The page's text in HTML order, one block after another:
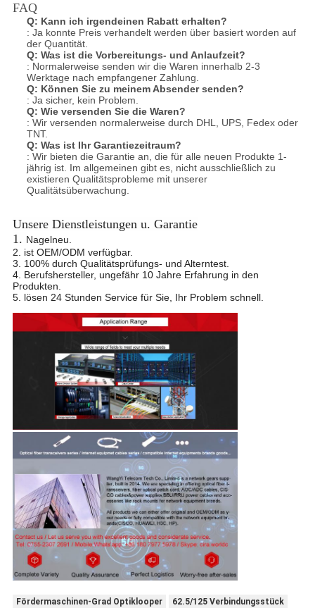
FAQ
Q: Kann ich irgendeinen Rabatt erhalten?
: Ja konnte Preis verhandelt werden über basiert worden auf
der Quantität.
Q: Was ist die Vorbereitungs- und Anlaufzeit?
: Normalerweise senden wir die Waren innerhalb 2-3
Werktage nach empfangener Zahlung.
Q: Können Sie zu meinem Absender senden?
: Ja sicher, kein Problem.
Q: Wie versenden Sie die Waren?
: Wir versenden normalerweise durch DHL, UPS, Fedex oder
TNT.
Q: Was ist Ihr Garantiezeitraum?
: Wir bieten die Garantie an, die für alle neuen Produkte 1-
jährig ist. Im allgemeinen gibt es, nicht ausschließlich zu
existieren Qualitätsprobleme mit unserer
Qualitätsüberwachung.
Unsere Dienstleistungen u. Garantie
1. Nagelneu.
2. ist OEM/ODM verfügbar.
3. 100% durch Qualitätsprüfungs- und Alterntest.
4. Berufshersteller, ungefähr 10 Jahre Erfahrung in den
Produkten.
5. lösen 24 Stunden Service für Sie, Ihr Problem schnell.
Fördermaschinen-Grad Optiklooper
62.5/125 Verbindungsstück